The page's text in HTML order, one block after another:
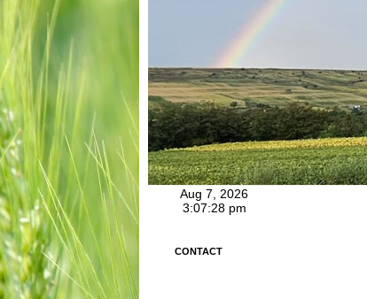
CONTACT